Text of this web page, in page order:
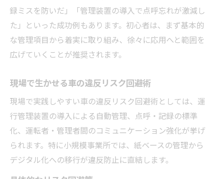
録ミスを防いだ」「管理装置の導入で点呼忘れが激減し
た」といった成功例もあります。初心者は、まず基本的
な管理項目から着実に取り組み、徐々に応用へと範囲を
広げていくことが推奨されます。
現場で生かせる車の違反リスク回避術
現場で実践しやすい車の違反リスク回避術としては、運
行管理装置の導入による自動管理、点呼・記録の標準
化、運転者・管理者間のコミュニケーション強化が挙げ
られます。特に小規模事業所では、紙ベースの管理から
デジタル化への移行が違反防止に直結します。